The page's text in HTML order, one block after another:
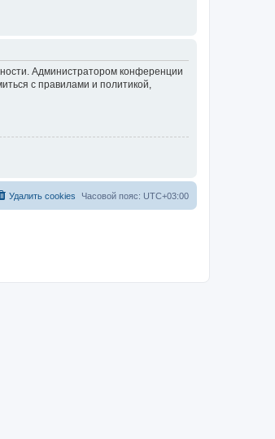
Администратором конференции
с правилами и политикой,
Часовой пояс: UTC+03:00
Удалить cookies